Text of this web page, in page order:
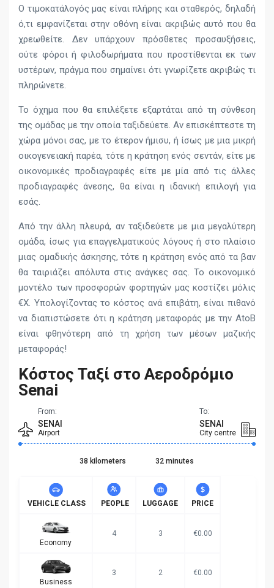
Ο τιμοκατάλογός μας είναι πλήρης και σταθερός, δηλαδή
ό,τι εμφανίζεται στην οθόνη είναι ακριβώς αυτό που θα
χρεωθείτε. Δεν υπάρχουν πρόσθετες προσαυξήσεις,
ούτε φόροι ή φιλοδωρήματα που προστίθενται εκ των
υστέρων, πράγμα που σημαίνει ότι γνωρίζετε ακριβώς τι
πληρώνετε.
Το όχημα που θα επιλέξετε εξαρτάται από τη σύνθεση
της ομάδας με την οποία ταξιδεύετε. Αν επισκέπτεστε τη
χώρα μόνοι σας, με το έτερον ήμισυ, ή ίσως με μια μικρή
οικογενειακή παρέα, τότε η κράτηση ενός σεντάν, είτε με
οικονομικές προδιαγραφές είτε με μία από τις άλλες
προδιαγραφές άνεσης, θα είναι η ιδανική επιλογή για
εσάς.
Από την άλλη πλευρά, αν ταξιδεύετε με μια μεγαλύτερη
ομάδα, ίσως για επαγγελματικούς λόγους ή στο πλαίσιο
μιας ομαδικής άσκησης, τότε η κράτηση ενός από τα βαν
θα ταιριάζει απόλυτα στις ανάγκες σας. Το οικονομικό
μοντέλο των προσφορών φορτηγών μας κοστίζει μόλις
€X. Υπολογίζοντας το κόστος ανά επιβάτη, είναι πιθανό
να διαπιστώσετε ότι η κράτηση μεταφοράς με την AtoB
είναι φθηνότερη από τη χρήση των μέσων μαζικής
μεταφοράς!
Κόστος Ταξί στο Αεροδρόμιο
Senai
From:
SENAI
Airport
To:
SENAI
City centre
38 kilometers 32 minutes
VEHICLE CLASS PEOPLE LUGGAGE PRICE
Economy
4 3 €0.00
Business
3 2 €0.00